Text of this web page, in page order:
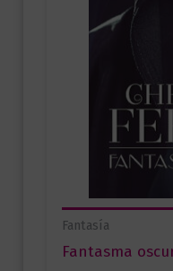
Fantasía
Fantasma